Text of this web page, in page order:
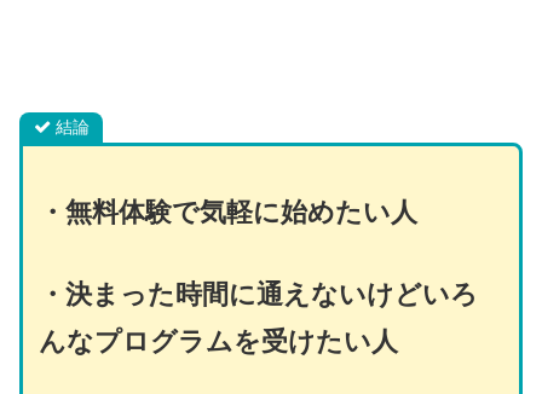
結論
・ 無料体験で気軽に始めたい人
・決まった時間に通えないけどいろ
んなプログラムを受けたい人